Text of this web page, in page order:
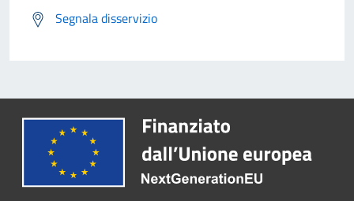
Segnala disservizio